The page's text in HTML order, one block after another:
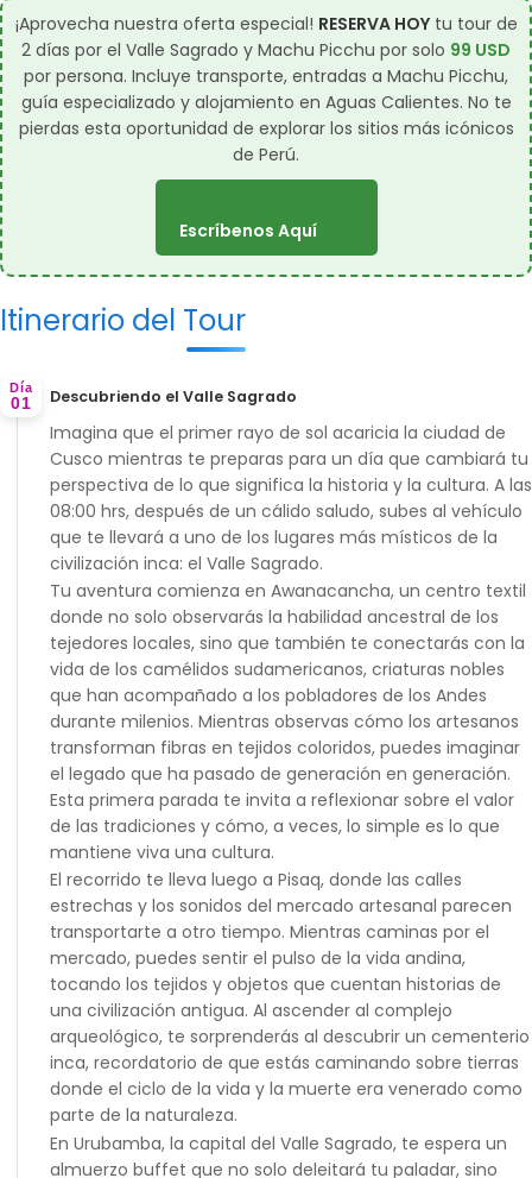
¡Aprovecha nuestra oferta especial! RESERVA HOYtu tour de
2 días por el Valle Sagrado y Machu Picchu por solo 99 USD
por persona. Incluye transporte, entradas a Machu Picchu,
guía especializado y alojamiento en Aguas Calientes. No te
pierdas esta oportunidad de explorar los sitios más icónicos
de Perú.
Escríbenos Aquí
Itinerario del Tour
Día
01 Descubriendo el Valle Sagrado
Imagina que el primer rayo de sol acaricia la ciudad de
Cusco mientras te preparas para un día que cambiará tu
perspectiva de lo que significa la historia y la cultura. A las
08:00 hrs, después de un cálido saludo, subes al vehículo
que te llevará a uno de los lugares más místicos de la
civilización inca: el Valle Sagrado.
Tu aventura comienza en Awanacancha, un centro textil
donde no solo observarás la habilidad ancestral de los
tejedores locales, sino que también te conectarás con la
vida de los camélidos sudamericanos, criaturas nobles
que han acompañado a los pobladores de los Andes
durante milenios. Mientras observas cómo los artesanos
transforman fibras en tejidos coloridos, puedes imaginar
el legado que ha pasado de generación en generación.
Esta primera parada te invita a reflexionar sobre el valor
de las tradiciones y cómo, a veces, lo simple es lo que
mantiene viva una cultura.
El recorrido te lleva luego a Pisaq, donde las calles
estrechas y los sonidos del mercado artesanal parecen
transportarte a otro tiempo. Mientras caminas por el
mercado, puedes sentir el pulso de la vida andina,
tocando los tejidos y objetos que cuentan historias de
una civilización antigua. Al ascender al complejo
arqueológico, te sorprenderás al descubrir un cementerio
inca, recordatorio de que estás caminando sobre tierras
donde el ciclo de la vida y la muerte era venerado como
parte de la naturaleza.
En Urubamba, la capital del Valle Sagrado, te espera un
almuerzo buffet que no solo deleitará tu paladar, sino